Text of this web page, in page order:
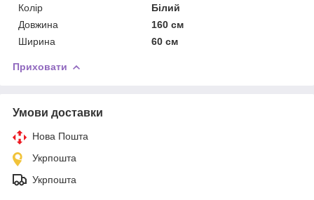
Колір
Білий
Довжина
160 см
Ширина
60 см
Приховати
Умови доставки
Нова Пошта
Укрпошта
Укрпошта